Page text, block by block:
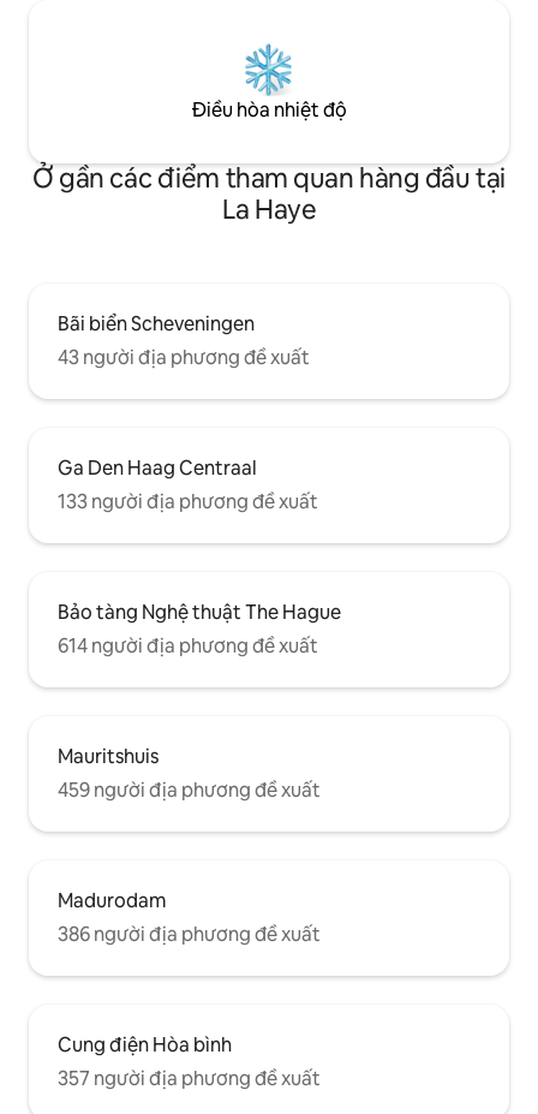
Điều hòa nhiệt độ
Ở gần các điểm tham quan hàng đầu tại
La Haye
Bãi biển Scheveningen
43 người địa phương đề xuất
Ga Den Haag Centraal
133 người địa phương đề xuất
Bảo tàng Nghệ thuật The Hague
614 người địa phương đề xuất
Mauritshuis
459 người địa phương đề xuất
Madurodam
386 người địa phương đề xuất
Cung điện Hòa bình
357 người địa phương đề xuất